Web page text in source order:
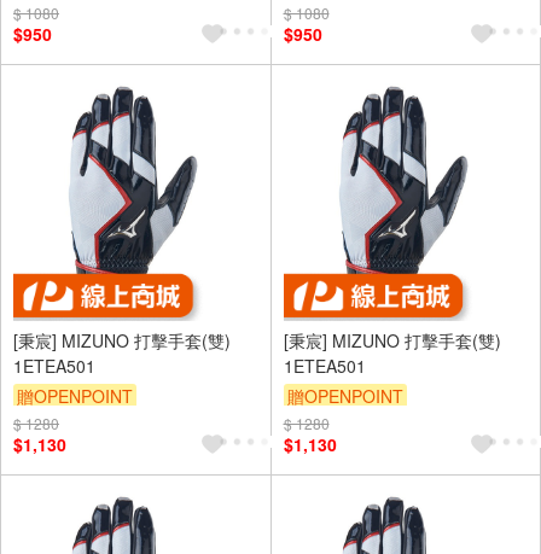
$ 1080
$950
$ 1080
$950
[秉宸] MIZUNO 打擊手套(雙)
1ETEA501
贈OPENPOINT
$ 1280
$1,130
[秉宸] MIZUNO 打擊手套(雙)
1ETEA501
贈OPENPOINT
$ 1280
$1,130